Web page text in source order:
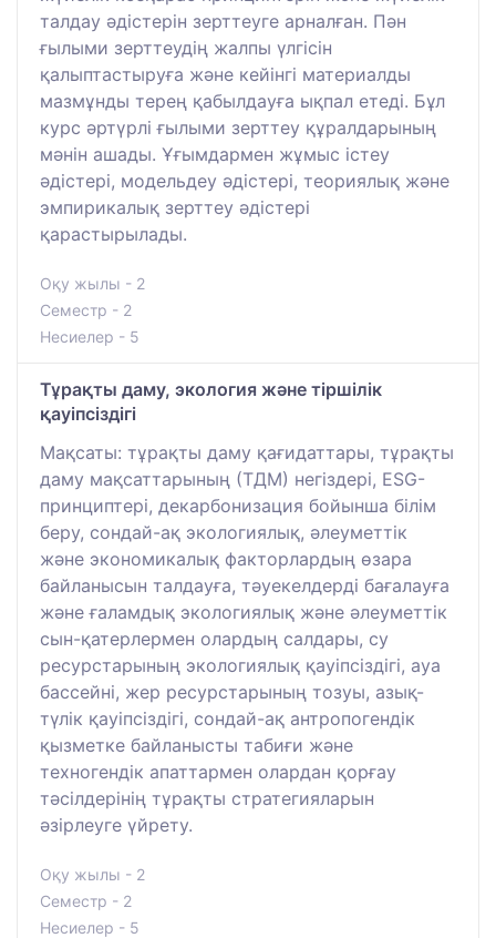
талдау әдістерін зерттеуге арналған. Пән
ғылыми зерттеудің жалпы үлгісін
қалыптастыруға және кейінгі материалды
мазмұнды терең қабылдауға ықпал етеді. Бұл
курс әртүрлі ғылыми зерттеу құралдарының
мәнін ашады. Ұғымдармен жұмыс істеу
әдістері, модельдеу әдістері, теориялық және
эмпирикалық зерттеу әдістері
қарастырылады.
Оқу жылы - 2
Семестр - 2
Несиелер - 5
Тұрақты даму, экология және тіршілік
қауіпсіздігі
Мақсаты: тұрақты даму қағидаттары, тұрақты
даму мақсаттарының (ТДМ) негіздері, ESG-
принциптері, декарбонизация бойынша білім
беру, сондай-ақ экологиялық, әлеуметтік
және экономикалық факторлардың өзара
байланысын талдауға, тәуекелдерді бағалауға
және ғаламдық экологиялық және әлеуметтік
сын-қатерлермен олардың салдары, су
ресурстарының экологиялық қауіпсіздігі, ауа
бассейні, жер ресурстарының тозуы, азық-
түлік қауіпсіздігі, сондай-ақ антропогендік
қызметке байланысты табиғи және
техногендік апаттармен олардан қорғау
тәсілдерінің тұрақты стратегияларын
әзірлеуге үйрету.
Оқу жылы - 2
Семестр - 2
Несиелер - 5